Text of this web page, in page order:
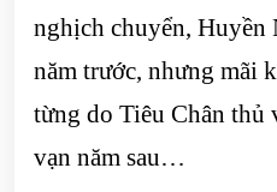
nghịch chuyển, Huyền
năm trước, nhưng mãi
từng do Tiêu Chân thủ
vạn năm sau…